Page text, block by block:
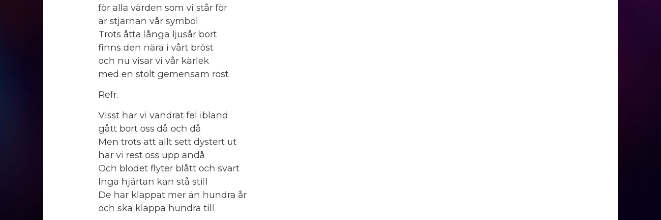
för alla värden som vi står för
är stjärnan vår symbol
Trots åtta långa ljusår bort
finns den nära i vårt bröst
och nu visar vi vår kärlek
med en stolt gemensam röst
Refr.
Visst har vi vandrat fel ibland
gått bort oss då och då
Men trots att allt sett dystert ut
har vi rest oss upp ändå
Och blodet flyter blått och svart
Inga hjärtan kan stå still
De har klappat mer än hundra år
och ska klappa hundra till